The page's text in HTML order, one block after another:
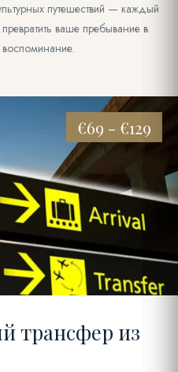
путешествий — каждый
ваше пребывание в
€69 - €129
трансфер из